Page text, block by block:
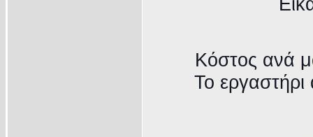
Κόστος ανά
Το εργαστήρι